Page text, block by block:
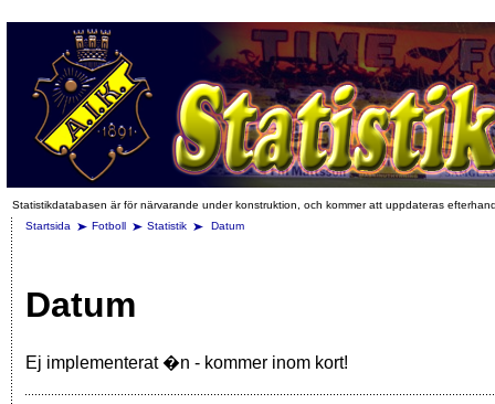
Statistikdatabasen är för närvarande under konstruktion, och kommer att uppdateras
Startsida
Fotboll Statistik Datum
Datum
Ej implementerat �n - kommer inom kort!